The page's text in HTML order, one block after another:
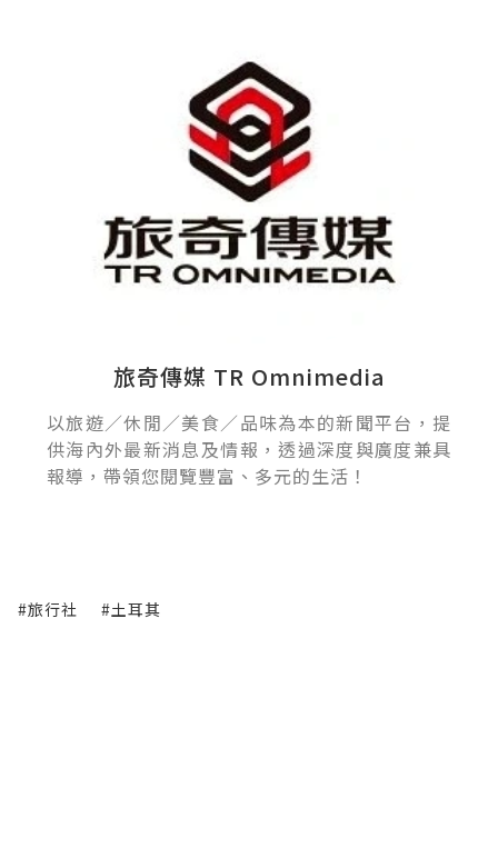
旅奇傳媒 TR Omnimedia
以旅遊／休閒／美食／品味為本的新聞平台，提
供海內外最新消息及情報，透過深度與廣度兼具
報導，帶領您閱覽豐富、多元的生活！
#旅行社 #土耳其